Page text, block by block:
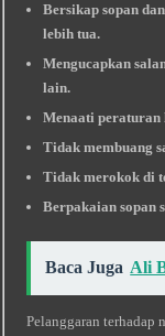
Bersikap sopan
lebih tua.
Mengucapkan
lain.
Menaati peraturan
Tidak membuang
Tidak merokok di
Berpakaian sopan
Baca Juga Ali
Pelanggaran terhadap